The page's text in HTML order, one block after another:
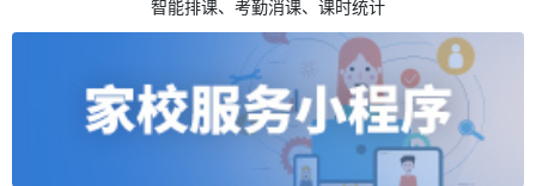
智能排课、考勤消课、课时统计